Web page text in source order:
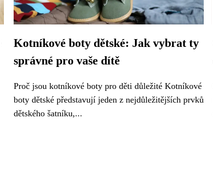
Kotníkové boty dětské: Jak vybrat ty
správné pro vaše dítě
Proč jsou kotníkové boty pro děti důležité Kotníkové
boty dětské představují jeden z nejdůležitějších prvků
dětského šatníku,...